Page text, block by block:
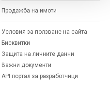
Продажба на имоти
Условия за ползване на сайта
Бисквитки
Защита на личните данни
Важни документи
API портал за разработчици